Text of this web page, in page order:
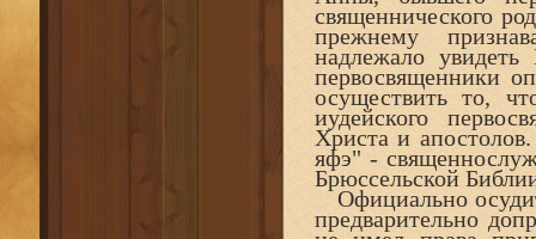
священнического
прежнему
надлежало
первосвященники
осуществить то,
иудейского
Христа и
яфэ" -
Брюссельской
Официально
предварительно